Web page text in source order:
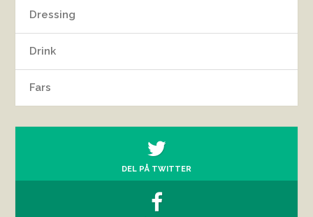
Dressing
Drink
Fars
DEL PÅ TWITTER